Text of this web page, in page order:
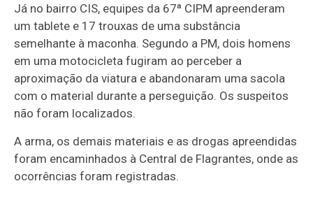
Já no bairro CIS, equipes da 67ª CIPM apreenderam
um tablete e 17 trouxas de uma substância
semelhante à maconha. Segundo a PM, dois homens
em uma motocicleta fugiram ao perceber a
aproximação da viatura e abandonaram uma sacola
com o material durante a perseguição. Os suspeitos
não foram localizados.
A arma, os demais materiais e as drogas apreendidas
foram encaminhados à Central de Flagrantes, onde as
ocorrências foram registradas.